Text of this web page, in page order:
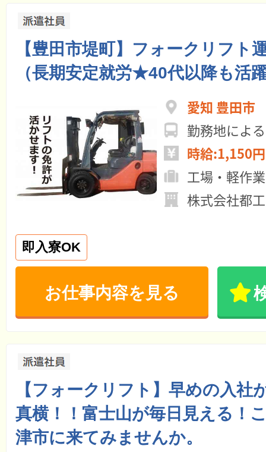
【豊田市堤町】フォークリフト
（長期安定就労★40代以降も活
愛知 豊田市
勤務地による
時給:1,150
工場・軽作業
株式会社都
即入寮OK
お仕事内容を見る
【フォークリフト】早めの入社
真横！！富士山が毎日見える！
津市に来てみませんか。